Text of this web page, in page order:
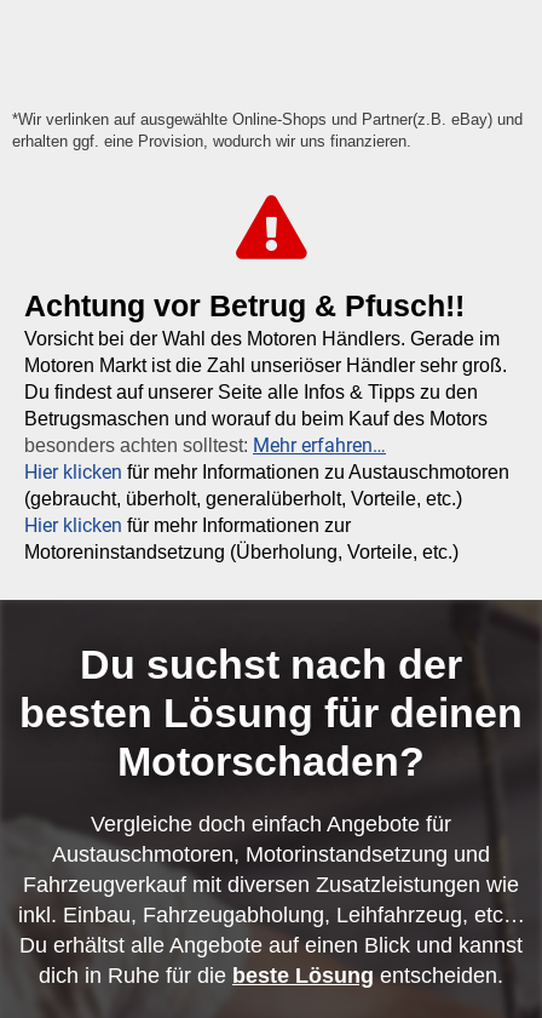
*Wir verlinken auf ausgewählte Online-Shops und Partner(z.B. eBay) und
erhalten ggf. eine Provision, wodurch wir uns finanzieren.
Achtung vor Betrug & Pfusch!!
Vorsicht bei der Wahl des Motoren Händlers. Gerade im
Motoren Markt ist die Zahl unseriöser Händler sehr groß.
Du findest auf unserer Seite alle Infos & Tipps zu den
Betrugsmaschen und worauf du beim Kauf des Motors
besonders achten solltest: Mehr erfahren…
Hier klicken für mehr Informationen zu Austauschmotoren
(gebraucht, überholt, generalüberholt, Vorteile, etc.)
Hier klicken für mehr Informationen zur
Motoreninstandsetzung (Überholung, Vorteile, etc.)
Du suchst nach der
besten Lösung für deinen
Motorschaden?
Vergleiche doch einfach Angebote für
Austauschmotoren, Motorinstandsetzung und
Fahrzeugverkauf mit diversen Zusatzleistungen wie
inkl. Einbau, Fahrzeugabholung, Leihfahrzeug, etc…
Du erhältst alle Angebote auf einen Blick und kannst
dich in Ruhe für die beste Lösung entscheiden.